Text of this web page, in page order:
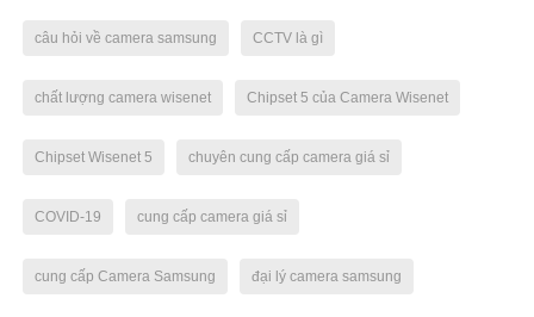
câu hỏi về camera samsung CCTV là gì
chất lượng camera wisenet Chipset 5 của Camera Wisenet
Chipset Wisenet 5 chuyên cung cấp camera giá sỉ
COVID-19 cung cấp camera giá sỉ
cung cấp Camera Samsung đại lý camera samsung